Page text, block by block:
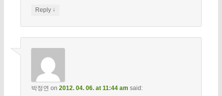
Reply ↓
박정연 on 2012. 04. 06. at 11:44 am said: